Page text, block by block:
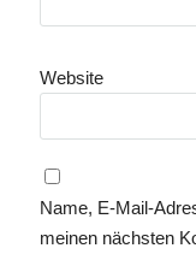
Website
Name, E-Mail-
meinen nächsten